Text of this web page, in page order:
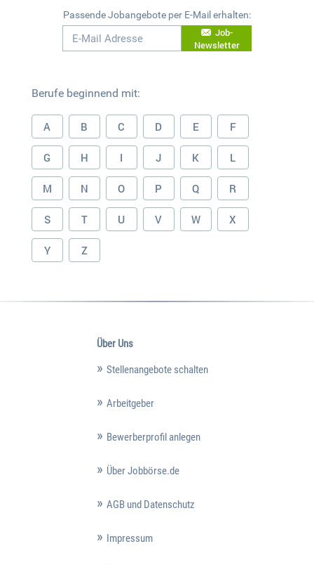
Passende Jobangebote per E-Mail erhalten:
Job-
Newsletter
Berufe beginnend mit:
A B C D E F
G H I J K L
M N O P Q R
S T U V W X
Y Z
Über Uns
Stellenangebote schalten
Arbeitgeber
Bewerberprofil anlegen
Über Jobbörse.de
AGB und Datenschutz
Impressum